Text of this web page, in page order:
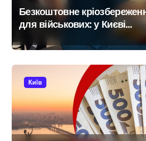
Безкоштовне
для військових: у Києві
оновили центр
репродуктивної медицини
Київ